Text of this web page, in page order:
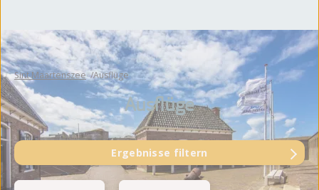
Sint Maartenszee Ausflüge
Ausflüge
Ergebnisse filtern